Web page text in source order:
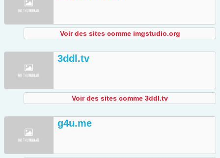
Voir des sites comme imgstudio.org
3ddl.tv
Voir des sites comme 3ddl.tv
g4u.me